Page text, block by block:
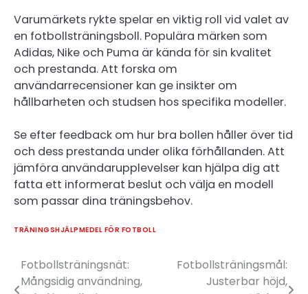
Varumärkets rykte spelar en viktig roll vid valet av
en fotbollsträningsboll. Populära märken som
Adidas, Nike och Puma är kända för sin kvalitet
och prestanda. Att forska om
användarrecensioner kan ge insikter om
hållbarheten och studsen hos specifika modeller.
Se efter feedback om hur bra bollen håller över tid
och dess prestanda under olika förhållanden. Att
jämföra användarupplevelser kan hjälpa dig att
fatta ett informerat beslut och välja en modell
som passar dina träningsbehov.
TRÄNINGSHJÄLPMEDEL FÖR FOTBOLL
Post
Fotbollsträningsnät:
Mångsidig användning,
Fotbollsträningsmål:
Justerbar höjd,